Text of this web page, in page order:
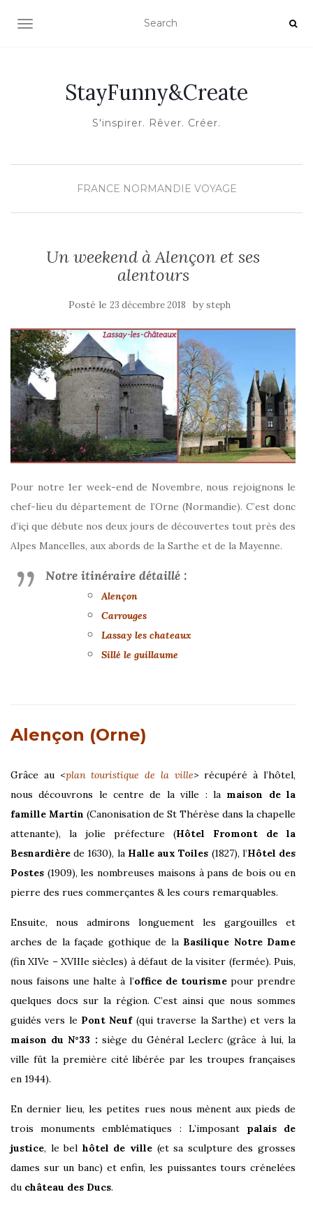
OUVRIR/FERMER LA NAVIGATION
StayFunny&Create
S'inspirer. Rêver. Créer.
FRANCE NORMANDIE VOYAGE
Un weekend à Alençon et ses
alentours
Posté le 23 décembre 2018 bysteph
Pour notre 1er week-end de Novembre, nous rejoignons le
chef-lieu du département de l’Orne (Normandie). C’est donc
d’içi que débute nos deux jours de découvertes tout près des
Alpes Mancelles, aux abords de la Sarthe et de la Mayenne.
Notre itinéraire détaillé :
Alençon
Carrouges
Lassay les chateaux
Sillé le guillaume
Alençon (Orne)
Grâce au <plan touristique de la ville> récupéré à l’hôtel,
nous découvrons le centre de la ville : lamaison de la
famille Martin (Canonisation de St Thérèse dans la chapelle
attenante), la jolie préfecture (Hôtel Fromont de la
Besnardière de 1630), laHalle aux Toiles (1827), l’Hôtel des
Postes (1909), les nombreuses maisons à pans de bois ou en
pierre des rues commerçantes & les cours remarquables.
Ensuite, nous admirons longuement les gargouilles et
arches de la façade gothique de la Basilique Notre Dame
(fin XIVe – XVIIIe siècles) à défaut de la visiter (fermée). Puis,
nous faisons une halte à l’office de tourismepour prendre
quelques docs sur la région. C’est ainsi que nous sommes
guidés vers le Pont Neuf (qui traverse la Sarthe) et vers la
maison du N°33 : siège du Général Leclerc (grâce à lui, la
ville fût la première cité libérée par les troupes françaises
en 1944).
En dernier lieu, les petites rues nous mènent aux pieds de
trois monuments emblématiques : L’imposant palais de
justice, le bel hôtel de ville (et sa sculpture des grosses
dames sur un banc) et enfin, les puissantes tours crénelées
du château des Ducs.